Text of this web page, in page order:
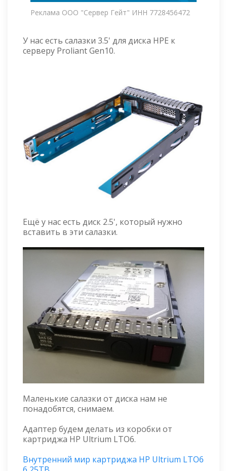
Реклама ООО "Сервер Гейт" ИНН 7728456472
У нас есть салазки 3.5' для диска HPE к
серверу Proliant Gen10.
Ещё у нас есть диск 2.5', который нужно
вставить в эти салазки.
Маленькие салазки от диска нам не
понадобятся, снимаем.
Адаптер будем делать из коробки от
картриджа HP Ultrium LTO6.
Внутренний мир картриджа HP Ultrium LTO6